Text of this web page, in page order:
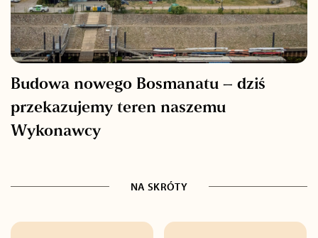
Budowa nowego Bosmanatu – dziś
przekazujemy teren naszemu
Wykonawcy
NA SKRÓTY